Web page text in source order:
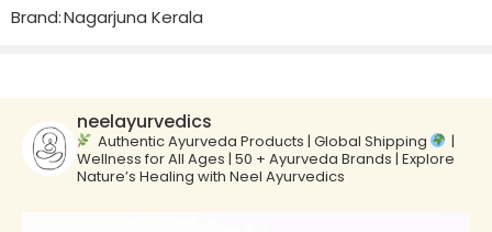
Brand:Nagarjuna Kerala
neelayurvedics
Authentic Ayurveda Products | Global Shipping
|
Wellness for All Ages | 50 + Ayurveda Brands | Explore
Nature’s Healing with Neel Ayurvedics